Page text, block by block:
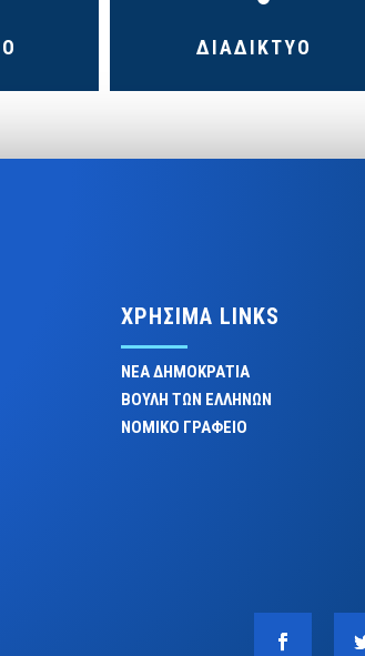
ΔΙΑΔΙΚΤΥΟ
ΧΡΗΣΙΜΑ LINKS
ΝΕΑ ΔΗΜΟΚΡΑΤΙΑ
ΒΟΥΛΗ ΤΩΝ ΕΛΛΗΝΩΝ
ΝΟΜΙΚΟ ΓΡΑΦΕΙΟ